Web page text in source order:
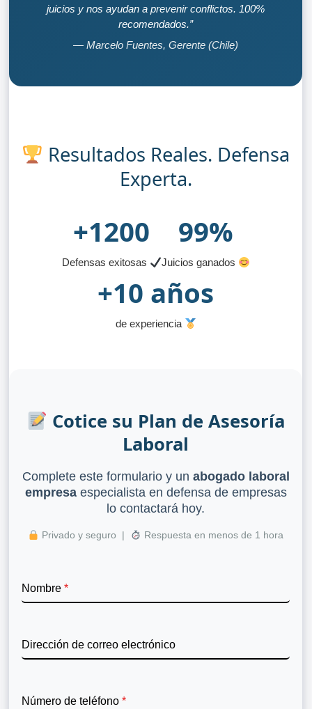
juicios y nos ayudan a prevenir conflictos. 100%
recomendados.”
— Marcelo Fuentes, Gerente (Chile)
Resultados Reales. Defensa
Experta.
+1200
Defensas exitosas
99%
Juicios ganados
+10 años
de experiencia
Cotice su Plan de Asesoría
Laboral
Complete este formulario y un abogado laboral
empresaespecialista en defensa de empresas
lo contactará hoy.
Privado y seguro | Respuesta en menos de 1 hora
Nombre*
Dirección de correo electrónico
Número de teléfono*